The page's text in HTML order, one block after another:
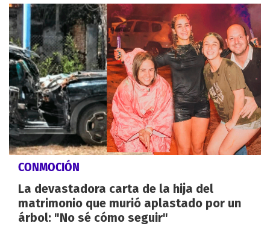
CONMOCIÓN
La devastadora carta de la hija del
matrimonio que murió aplastado por un
árbol: "No sé cómo seguir"